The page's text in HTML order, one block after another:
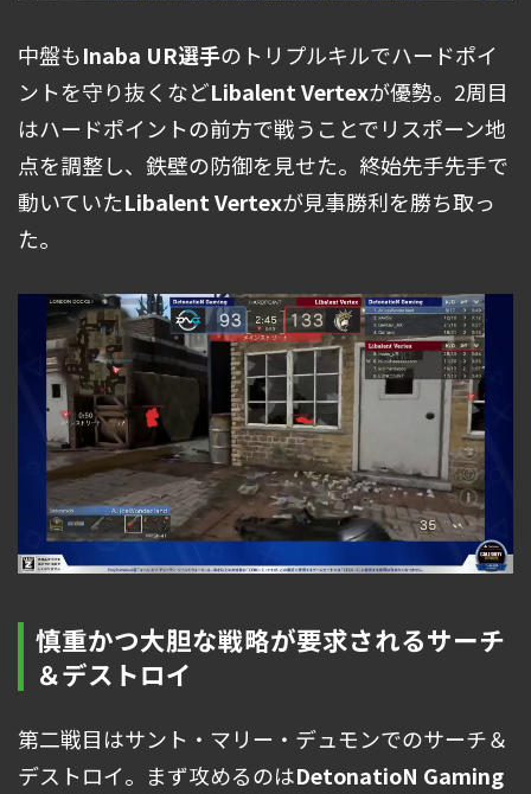
中盤もInaba UR選手のトリプルキルでハードポイ
ントを守り抜くなどLibalent Vertexが優勢。2周目
はハードポイントの前方で戦うことでリスポーン地
点を調整し、鉄壁の防御を見せた。終始先手先手で
動いていたLibalent Vertexが見事勝利を勝ち取っ
た。
慎重かつ大胆な戦略が要求されるサーチ
＆デストロイ
第二戦目はサント・マリー・デュモンでのサーチ＆
デストロイ。まず攻めるのはDetonatioN Gaming